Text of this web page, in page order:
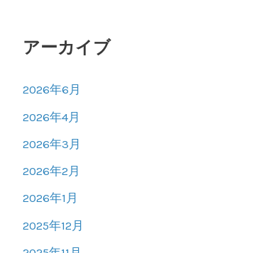
アーカイブ
2026年6月
2026年4月
2026年3月
2026年2月
2026年1月
2025年12月